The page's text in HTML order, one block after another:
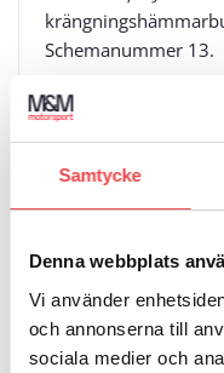
Samtycke
Denna webbplats
Vi använder
och annonserna till
sociala medier och
Schemanummer 13.